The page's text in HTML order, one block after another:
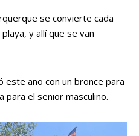
se convierte cada
y allí que se van
este año con un bronce para
para el senior masculino.